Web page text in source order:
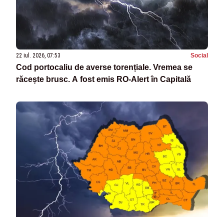
22 iul. 2026, 07:53 Social
Cod portocaliu de averse torențiale. Vremea se
răcește brusc. A fost emis RO-Alert în Capitală